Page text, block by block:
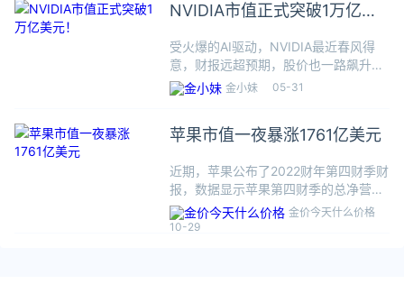
NVIDIA市值正式突破1万亿美
受火爆的AI驱动，NVIDIA最近春风得
意，财报远超预期，股价也一路飙升，
直奔1万亿美元而去。美国当地时间5月
30日，美股开盘后，NVIDIA股价继续
元，涨幅5.48
金小妹 05-31
苹果市值一夜暴涨1761亿美元
近期，苹果公布了2022财年第四财季财
报，数据显示苹果第四财季的总净营收
为901.46亿美元，约合人民币6547亿
元，略高于预期。苹果股价大涨苹果的
金价今天什么价格
10-29